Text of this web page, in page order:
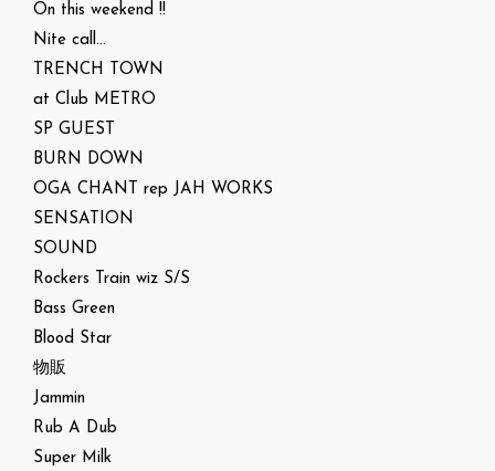
On this weekend !!
Nite call…
TRENCH TOWN
at Club METRO
SP GUEST
BURN DOWN
OGA CHANT rep JAH WORKS
SENSATION
SOUND
Rockers Train wiz S/S
Bass Green
Blood Star
物販
Jammin
Rub A Dub
Super Milk